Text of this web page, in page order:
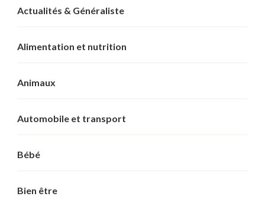
Actualités & Généraliste
Alimentation et nutrition
Animaux
Automobile et transport
Bébé
Bien être